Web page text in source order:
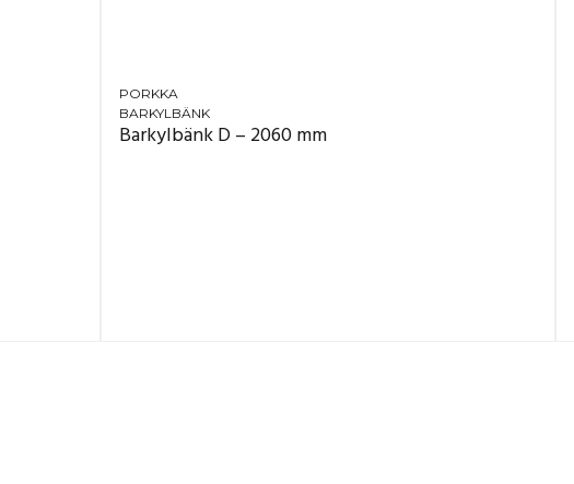
PORKKA
BARKYLBÄNK
Barkylbänk D – 2060 mm